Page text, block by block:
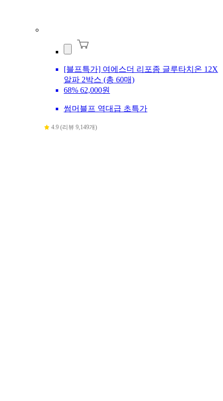
[블프특가] 여에스더 리포좀 글루타치온 12X
알파 2박스 (총 60매)
68% 62,000원
썸머블프 역대급 초특가
4.9 (리뷰 9,149개)